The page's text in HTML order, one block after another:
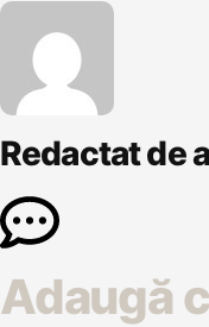
Redactat de
Adaugă